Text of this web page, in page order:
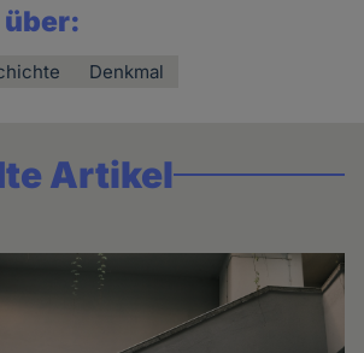
über:
Denkmal
Artikel